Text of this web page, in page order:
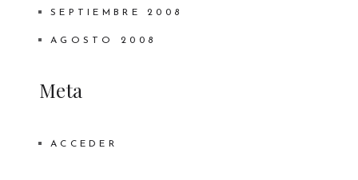
SEPTIEMBRE 2008
AGOSTO 2008
Meta
ACCEDER